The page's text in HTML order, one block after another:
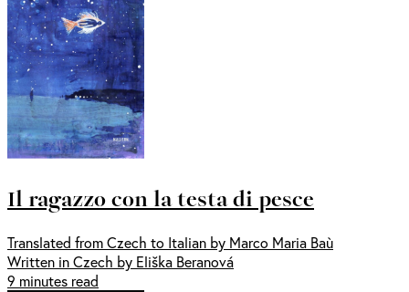
Il ragazzo con la testa di pesce
Translated from Czech to Italian by Marco Maria Baù
Written in Czech by Eliška Beranová
9 minutes read